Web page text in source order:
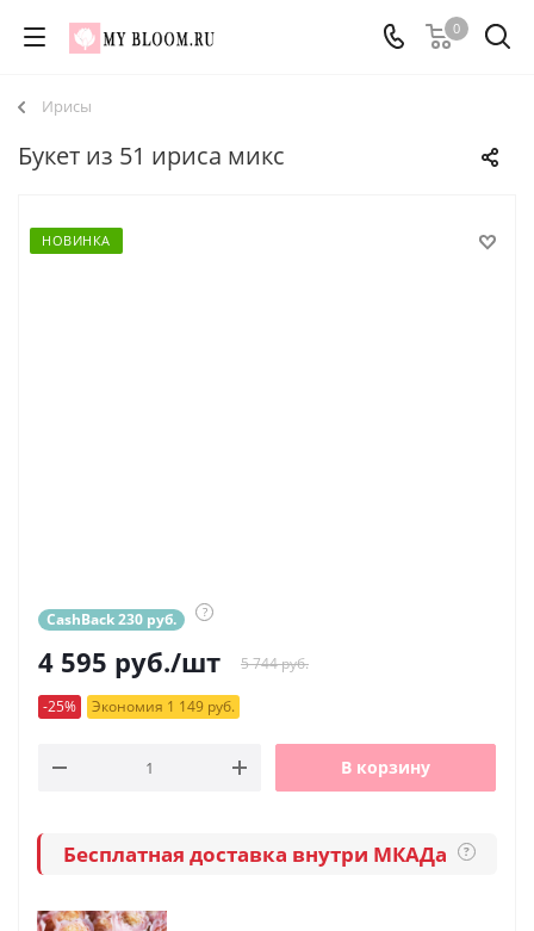
0
Ирисы
Букет из 51 ириса микс
НОВИНКА
CashBack 230 руб. ?
4 595 руб./шт 5 744 руб.
-25% Экономия 1 149 руб.
В корзину
Бесплатная доставка внутри МКАДа ?